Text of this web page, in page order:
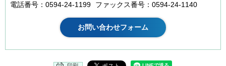
電話番号：0594-24-1199
ファックス番号：0594-24-1140